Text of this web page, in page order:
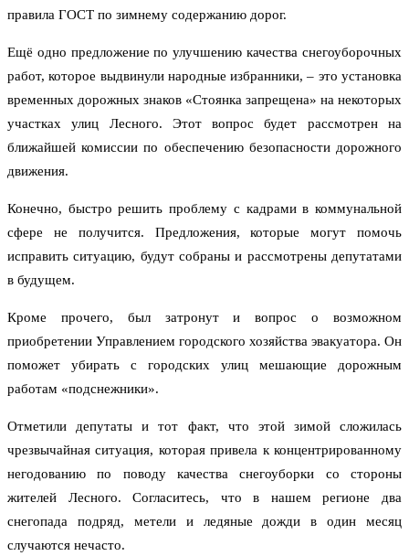
правила ГОСТ по зимнему содержанию дорог.
Ещё одно предложение по улучшению качества снегоуборочных
работ, которое выдвинули народные избранники, – это установка
временных дорожных знаков «Стоянка запрещена» на некоторых
участках улиц Лесного. Этот вопрос будет рассмотрен на
ближайшей комиссии по обеспечению безопасности дорожного
движения.
Конечно, быстро решить проблему с кадрами в коммунальной
сфере не получится. Предложения, которые могут помочь
исправить ситуацию, будут собраны и рассмотрены депутатами
в будущем.
Кроме прочего, был затронут и вопрос о возможном
приобретении Управлением городского хозяйства эвакуатора. Он
поможет убирать с городских улиц мешающие дорожным
работам «подснежники».
Отметили депутаты и тот факт, что этой зимой сложилась
чрезвычайная ситуация, которая привела к концентрированному
негодованию по поводу качества снегоуборки со стороны
жителей Лесного. Согласитесь, что в нашем регионе два
снегопада подряд, метели и ледяные дожди в один месяц
случаются нечасто.